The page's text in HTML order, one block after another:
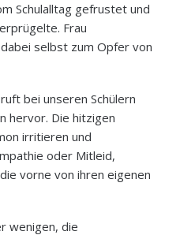
Schulalltag gefrustet und
Frau
selbst zum Opfer von
bei unseren Schülern
hervor. Die hitzigen
irritieren und
oder Mitleid,
vorne von ihren eigenen
wenigen, die